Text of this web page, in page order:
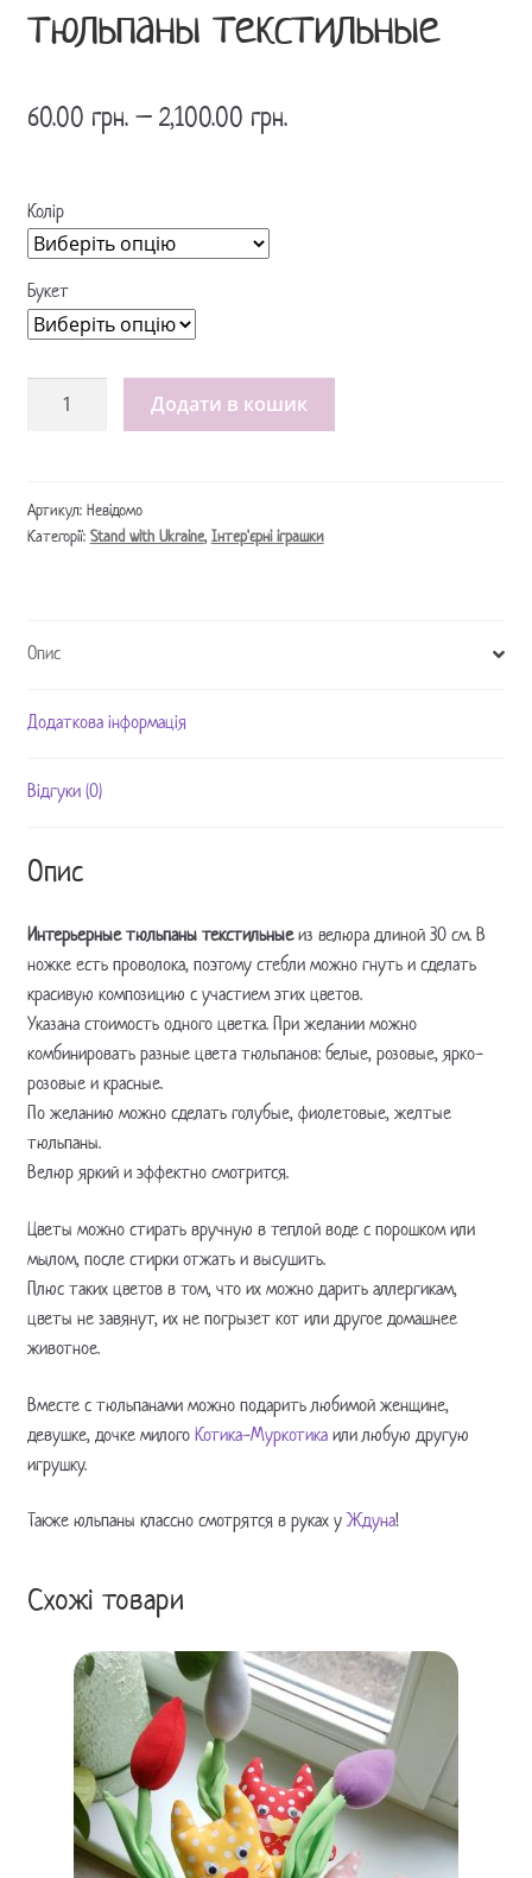
тюльпаны текстильные
60.00 грн.– 2,100.00 грн.
Колір
Букет
Интерьерные
тюльпаны
Додати в кошик
Артикул: Невідомо
Категорії: Stand with Ukraine, Інтер'єрні іграшки
Опис
Додаткова інформація
Відгуки (0)
Опис
Интерьерные тюльпаны текстильныеиз велюра длиной 30 см. В
ножке есть проволока, поэтому стебли можно гнуть и сделать
красивую композицию с участием этих цветов.
Указана стоимость одного цветка. При желании можно
комбинировать разные цвета тюльпанов: белые, розовые, ярко-
розовые и красные.
По желанию можно сделать голубые, фиолетовые, желтые
тюльпаны.
Велюр яркий и эффектно смотрится.
Цветы можно стирать вручную в теплой воде с порошком или
мылом, после стирки отжать и высушить.
Плюс таких цветов в том, что их можно дарить аллергикам,
цветы не завянут, их не погрызет кот или другое домашнее
животное.
Вместе с тюльпанами можно подарить любимой женщине,
девушке, дочке милого Котика-Муркотикаили любую другую
игрушку.
Также юльпаны классно смотрятся в руках уЖдуна!
Схожі товари